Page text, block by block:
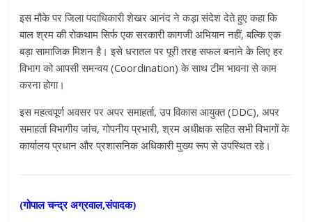
इस मौके पर जिला पदाधिकारी शेखर आनंद ने कड़ा संदेश देते हुए कहा कि
बाल श्रम की रोकथाम सिर्फ एक सरकारी कागजी अभियान नहीं, बल्कि एक
बड़ा सामाजिक मिशन है। इसे धरातल पर पूरी तरह सफल बनाने के लिए हर
विभाग को आपसी समन्वय (Coordination) के साथ टीम भावना से काम
करना होगा।
इस महत्वपूर्ण अवसर पर अपर समाहर्ता, उप विकास आयुक्त (DDC), अपर
समाहर्ता विभागीय जांच, गोपनीय प्रभारी, श्रम अधीक्षक सहित सभी विभागों के
कार्यालय प्रधान और प्रशासनिक अधिकारी मुख्य रूप से उपस्थित रहे।
(गोपाल चन्द्र अग्रवाल,संपादक)